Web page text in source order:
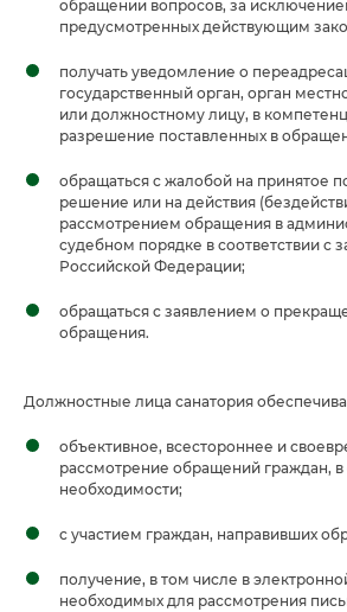
обращении вопросов, за
предусмотренных действующим
получать уведомление о
государственный орган, орган
или должностному лицу, в
разрешение поставленных в
обращаться с жалобой на принятое
решение или на действия
рассмотрением обращения в
судебном порядке в соответствии с
Российской Федерации;
обращаться с заявлением о
обращения.
Должностные лица санатория
объективное, всестороннее и
рассмотрение обращений граждан, в
необходимости;
с участием граждан, направивших
получение, в том числе в
необходимых для рассмотрения